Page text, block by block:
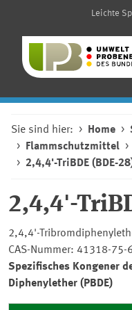
Leichte
Sie sind hier: Home
Flammschutzmittel
2,4,4'-TriBDE (BDE-
2,4,4'-
2,4,4'-
CAS-Nummer: 41318-75-
Spezifisches Kongener
Diphenylether (PBDE)